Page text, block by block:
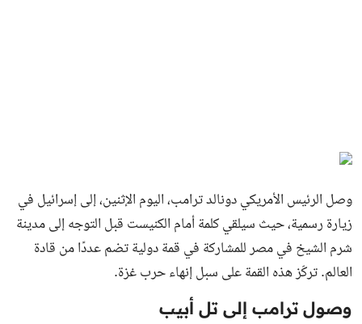
وصل الرئيس الأمريكي دونالد ترامب، اليوم الإثنين، إلى إسرائيل في
زيارة رسمية، حيث سيلقي كلمة أمام الكنيست قبل التوجه إلى مدينة
شرم الشيخ في مصر للمشاركة في قمة دولية تضم عددًا من قادة
العالم. تركّز هذه القمة على سبل إنهاء حرب غزة.
وصول ترامب إلى تل أبيب